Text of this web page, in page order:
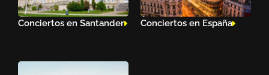
Conciertos en Santander Conciertos en España